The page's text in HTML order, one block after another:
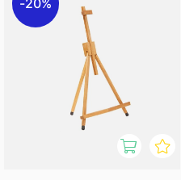
20%